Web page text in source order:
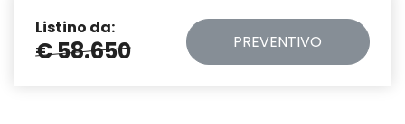
Listino da:
€ 58.650 PREVENTIVO